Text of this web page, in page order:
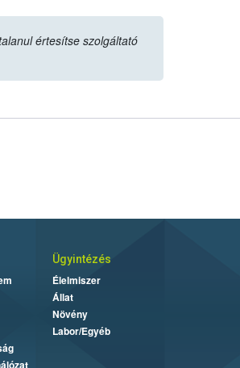
értesítse szolgáltató
Ügyintézés
Élelmiszer
Állat
Növény
Labor/Egyéb